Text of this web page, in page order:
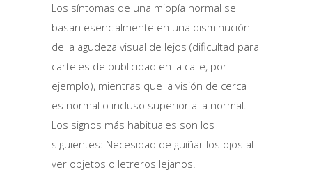
Los síntomas de una miopía normal se
basan esencialmente en una disminución
de la agudeza visual de lejos (dificultad para
carteles de publicidad en la calle, por
ejemplo), mientras que la visión de cerca
es normal o incluso superior a la normal.
Los signos más habituales son los
siguientes: Necesidad de guiñar los ojos al
ver objetos o letreros lejanos.